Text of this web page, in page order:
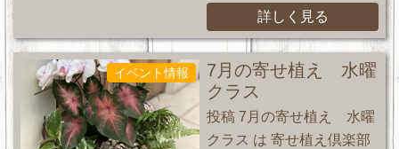
詳しく見る
イベント情報
7月の寄せ植え 水曜
クラス
投稿 7月の寄せ植え 水曜
クラス は 寄せ植え倶楽部